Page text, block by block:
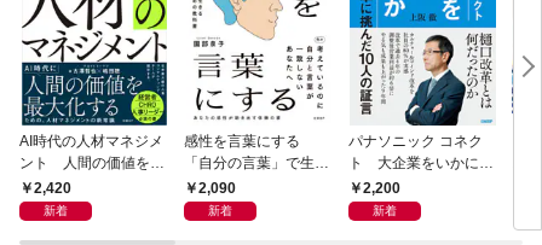
AI時代の人材マネジメ
ント 人間の価値を最
大化する条件
2,420
新着
感性を言葉にする
「自分の言葉」で生き
るための教科書
2,090
新着
パナソニック コネク
ト 大企業をいかに変
えるか
2,200
新着